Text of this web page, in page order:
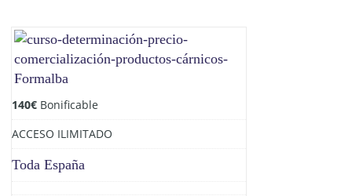
140€ Bonificable
ACCESO ILIMITADO
Toda España